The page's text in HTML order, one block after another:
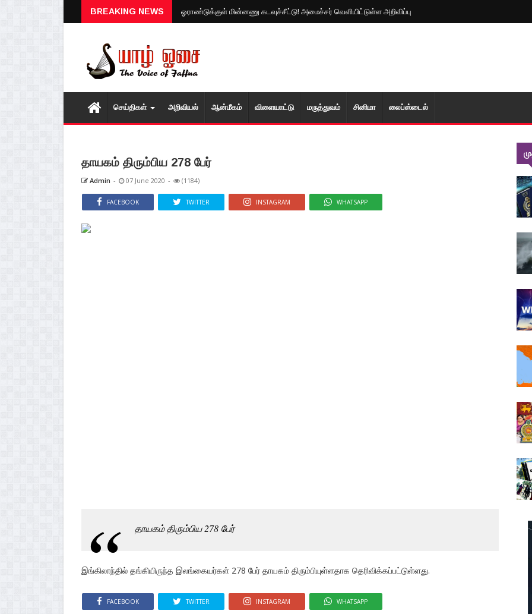
BREAKING NEWS ஓராண்டுக்குள் மின்னணு கடவுச்சீட்டு! அமைச்சர் வெளியிட்டுள்ள அறிவிப்பு
செய்திகள் அறிவியல் ஆன்மீகம் விளையாட்டு மரு‌த்துவ‌ம் சினிமா லைப்ஸ்டைல்
தாயகம் திரும்பிய 278 பேர்
Admin - 07 June 2020 - (1184)
FACEBOOK TWITTER INSTAGRAM WHATSAPP
தாயகம் திரும்பிய 278 பேர்
இங்கிலாந்தில் தங்கியிருந்த இலங்கையர்கள் 278 பேர் தாயகம் திரும்பியுள்ளதாக தெரிவிக்கப்பட்டுள்ளது.
FACEBOOK TWITTER INSTAGRAM WHATSAPP